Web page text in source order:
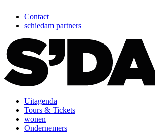
Contact
schiedam partners
Uitagenda
Tours & Tickets
wonen
Ondernemers